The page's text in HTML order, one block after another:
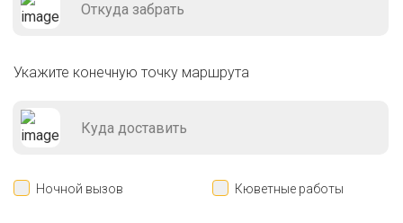
Укажите конечную точку маршрута
Ночной вызов Кюветные работы